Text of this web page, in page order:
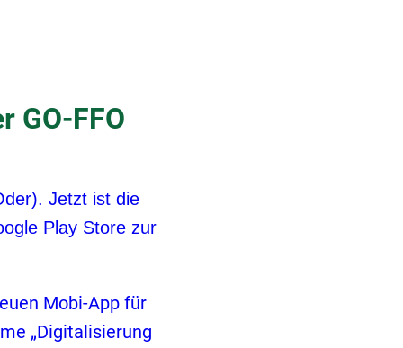
GO-FFO
Jetzt ist die
Play Store zur
Mobi-App für
„Digitalisierung